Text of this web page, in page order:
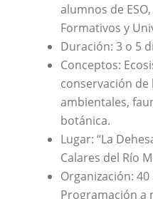
alumnos de
Formativos y
Duración: 3 o 5
Conceptos:
conservación
ambientales,
botánica.
Lugar: “La
Calares del Río
Organización:
Programación a